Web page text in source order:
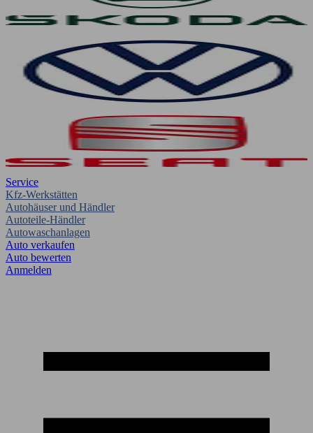
Service
Kfz-Werkstätten
Autohäuser und Händler
Autoteile-Händler
Autowaschanlagen
Auto verkaufen
Auto bewerten
Anmelden